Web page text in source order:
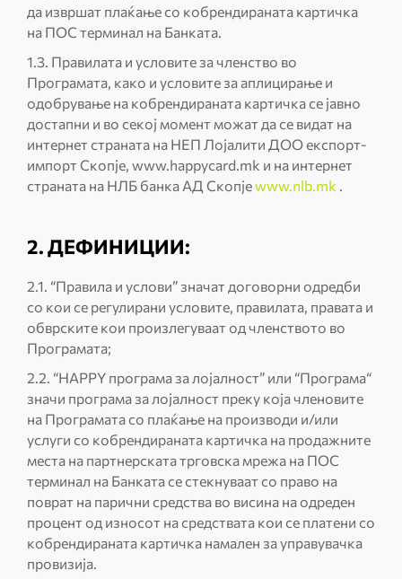
да извршат плаќање со кобрендираната картичка
на ПОС терминал на Банката.
1.3. Правилата и условите за членство во
Програмата, како и условите за аплицирање и
одобрување на кобрендираната картичка се јавно
достапни и во секој момент можат да се видат на
интернет страната на НЕП Лојалити ДОО експорт-
импорт Скопје, www.happycard.mk и на интернет
страната на НЛБ банка АД Скопјеwww.nlb.mk .
2. ДЕФИНИЦИИ:
2.1. “Правила и услови” значат договорни одредби
со кои се регулирани условите, правилата, правата и
обврските кои произлегуваат од членството во
Програмата;
2.2. “HAPPY програма за лојалност” или “Програма“
значи програма за лојалност преку која членовите
на Програмата со плаќање на производи и/или
услуги со кобрендираната картичка на продажните
места на партнерската трговска мрежа на ПОС
терминал на Банката се стекнуваат со право на
поврат на парични средства во висина на одреден
процент од износот на средствата кои се платени со
кобрендираната картичка намален за управувачка
провизија.